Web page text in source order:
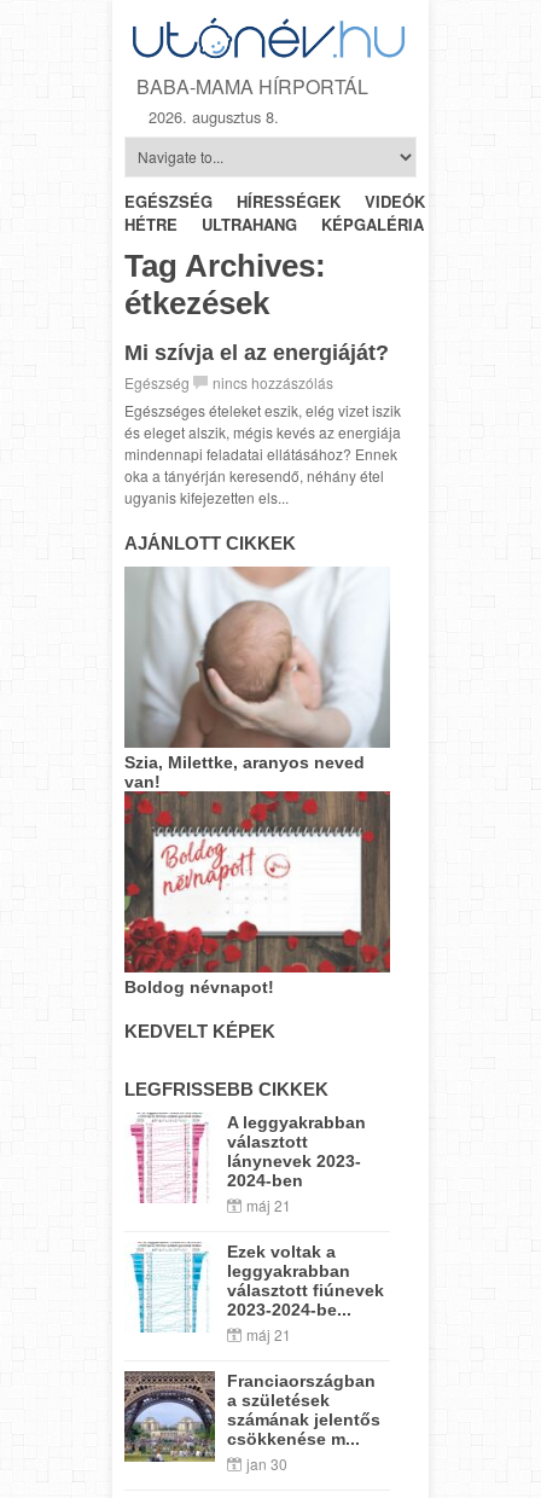
BABA-MAMA HÍRPORTÁL
2026. augusztus 8.
EGÉSZSÉG HÍRESSÉGEK VIDEÓK
HÉTRŐL-
HÉTRE
ULTRAHANG KÉPGALÉRIA
Tag Archives:
étkezések
Mi szívja el az energiáját?
Egészség
nincs hozzászólás
Egészséges ételeket eszik, elég vizet iszik
és eleget alszik, mégis kevés az energiája
mindennapi feladatai ellátásához? Ennek
oka a tányérján keresendő, néhány étel
ugyanis kifejezetten els...
AJÁNLOTT CIKKEK
Szia, Milettke, aranyos neved
van!
Boldog névnapot!
KEDVELT KÉPEK
LEGFRISSEBB CIKKEK
A leggyakrabban
választott
lánynevek 2023-
2024-ben
máj 21
Ezek voltak a
leggyakrabban
választott fiúnevek
2023-2024-be...
máj 21
Franciaországban
a születések
számának jelentős
csökkenése m...
jan 30